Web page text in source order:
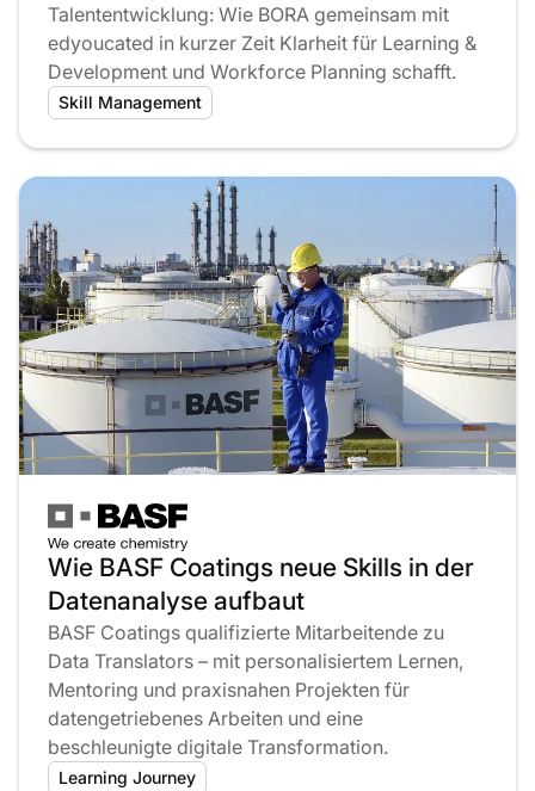
Talententwicklung: Wie BORA gemeinsam mit
edyoucated in kurzer Zeit Klarheit für Learning &
Development und Workforce Planning schafft.
Skill Management
Wie BASF Coatings neue Skills in der
Datenanalyse aufbaut
BASF Coatings qualifizierte Mitarbeitende zu
Data Translators – mit personalisiertem Lernen,
Mentoring und praxisnahen Projekten für
datengetriebenes Arbeiten und eine
beschleunigte digitale Transformation.
Learning Journey